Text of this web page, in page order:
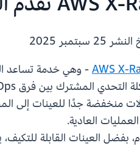
النشر
AWS X-- وهي خدمة تساعد
منخفضة جدًا للعينات إلى
العمليات العادية.
بفضل العينات القابلة